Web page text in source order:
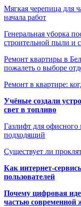
Мягкая черепица для
начала работ
Генеральная уборка
строительной пыли и
Ремонт квартиры в
пожалеть о выборе
Ремонт в квартире:
Учёные создали
свет в топливо
Газлифт для офисного
подходящий
Существует ли
Как интернет-
пользователей
Почему цифровая
частью современной